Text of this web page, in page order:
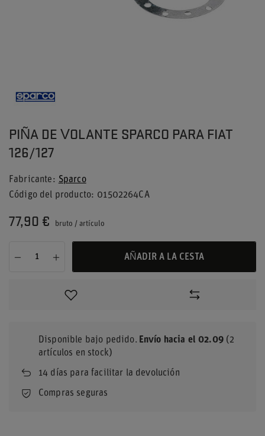
PIÑA DE VOLANTE SPARCO PARA FIAT
126/127
Fabricante
Sparco
Código del producto
01502264CA
77,90 € bruto / artículo
AÑADIR A LA CESTA
Disponible bajo pedido Envío hacia el 02.09(2
artículos en stock)
14 días para facilitar la devolución
Compras seguras